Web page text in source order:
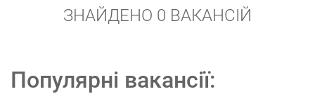
ЗНАЙДЕНО 0 ВАКАНСІЙ
Популярні вакансії: